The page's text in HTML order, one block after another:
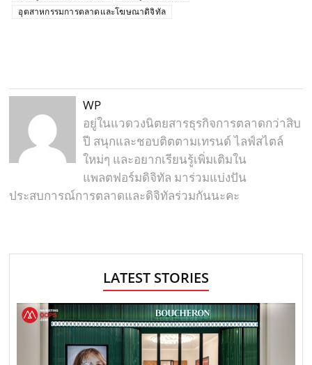
อุตสาหกรรมการตลาดและโฆษณาดิจิทัล
WP
อยู่ในแวดวงนิตยสารธุรกิจการตลาดกว่าสิบ
ปี สนุกและชอบติตตามเทรนด์ ไลฟ์สไตล์
ใหม่ๆ และอยากเรียนรู้เพิ่มเติมใน
แพลตฟอร์มดิจิทัล มาร่วมแบ่งปัน
ประสบการณ์การตลาดและดิจิทัลร่วมกันนะคะ
LATEST STORIES